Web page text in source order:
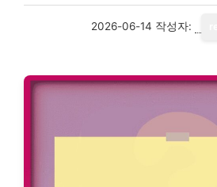
2026-06-14 작성자: